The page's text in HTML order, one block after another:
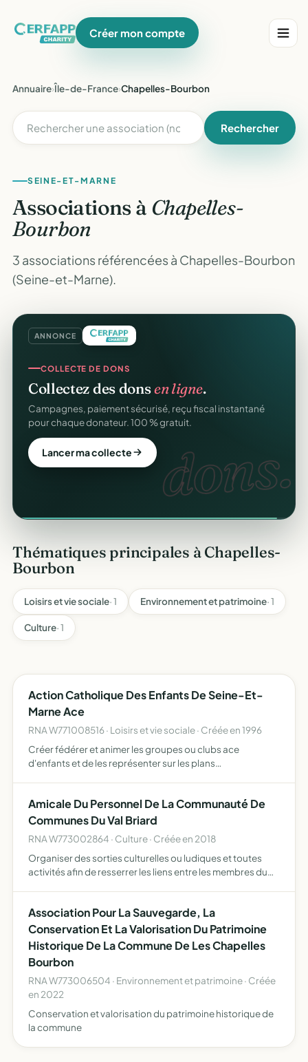
Créer mon compte
Annuaire›Île-de-France›Chapelles-Bourbon
Rechercher
SEINE-ET-MARNE
Associations à Chapelles-
Bourbon
3 associations référencées à Chapelles-Bourbon
(Seine-et-Marne).
ANNONCE
dons.
COLLECTE DE DONS
Collectez des donsen ligne.
Campagnes, paiement sécurisé, reçu fiscal instantané
pour chaque donateur. 100 % gratuit.
Lancer ma collecte
Thématiques principales à Chapelles-
Bourbon
Loisirs et vie sociale· 1 Environnement et patrimoine· 1
Culture· 1
Action Catholique Des Enfants De Seine-Et-
Marne Ace
RNA W771008516 · Loisirs et vie sociale · Créée en 1996
Créer fédérer et animer les groupes ou clubs ace
d'enfants et de les représenter sur les plans
fédération nationale de…
Amicale Du Personnel De La Communauté De
Communes Du Val Briard
RNA W773002864 · Culture · Créée en 2018
Organiser des sorties culturelles ou ludiques et toutes
activités afin de resserrer les liens entre les membres du
Association Pour La Sauvegarde, La
Conservation Et La Valorisation Du Patrimoine
Historique De La Commune De Les Chapelles
Bourbon
RNA W773006504 · Environnement et patrimoine · Créée
en 2022
Conservation et valorisation du patrimoine historique de
la commune